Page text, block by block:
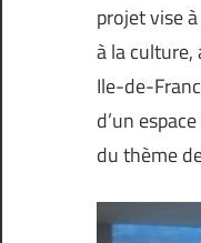
projet vise
à la culture,
Ile-de-
d’un
du thème